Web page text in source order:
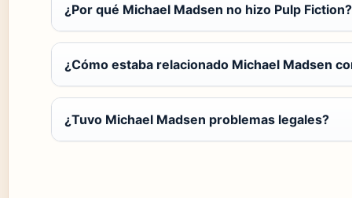
¿Por qué Michael Madsen no hizo Pulp Fiction?
¿Cómo estaba relacionado Michael Madsen
¿Tuvo Michael Madsen problemas legales?